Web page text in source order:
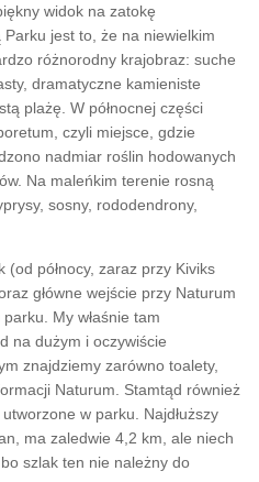
widok na zatokę
jest to, że na niewielkim
różnorodny krajobraz: suche
dramatyczne kamieniste
plażę. W północnej części
czyli miejsce, gdzie
nadmiar roślin hodowanych
Na maleńkim terenie rosną
sosny, rododendrony,
(od północy, zaraz przy Kiviks
główne wejście przy Naturum
My właśnie tam
na dużym i oczywiście
znajdziemy zarówno toalety,
Naturum. Stamtąd również
w parku. Najdłuższy
ma zaledwie 4,2 km, ale niech
szlak ten nie należny do